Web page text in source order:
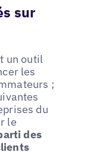
sur
un outil
les
;
du
le
des